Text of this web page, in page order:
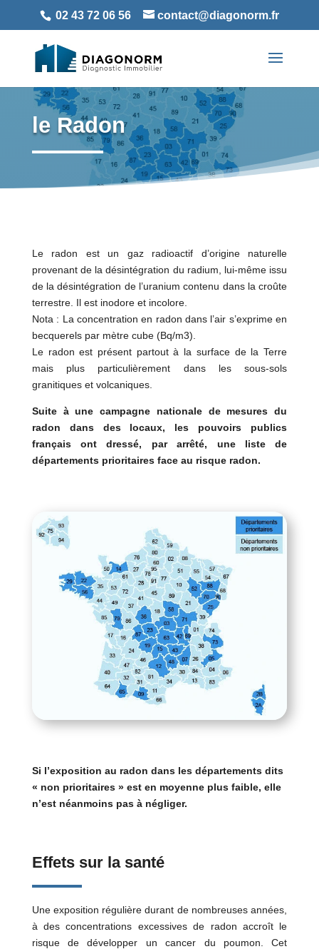
02 43 72 06 56 contact@diagonorm.fr
le Radon
Le radon est un gaz radioactif d’origine naturelle
provenant de la désintégration du radium, lui-même issu
de la désintégration de l’uranium contenu dans la croûte
terrestre. Il est inodore et incolore.
Nota : La concentration en radon dans l’air s’exprime en
becquerels par mètre cube (Bq/m3).
Le radon est présent partout à la surface de la Terre
mais plus particulièrement dans les sous-sols
granitiques et volcaniques.
Suite à une campagne nationale de mesures du
radon dans des locaux, les pouvoirs publics
français ont dressé, par arrêté, une liste de
départements prioritaires face au risque radon.
Si l’exposition au radon dans les départements dits
« non prioritaires » est en moyenne plus faible, elle
n’est néanmoins pas à négliger.
Effets sur la santé
Une exposition régulière durant de nombreuses années,
à des concentrations excessives de radon accroît le
risque de développer un cancer du poumon. Cet